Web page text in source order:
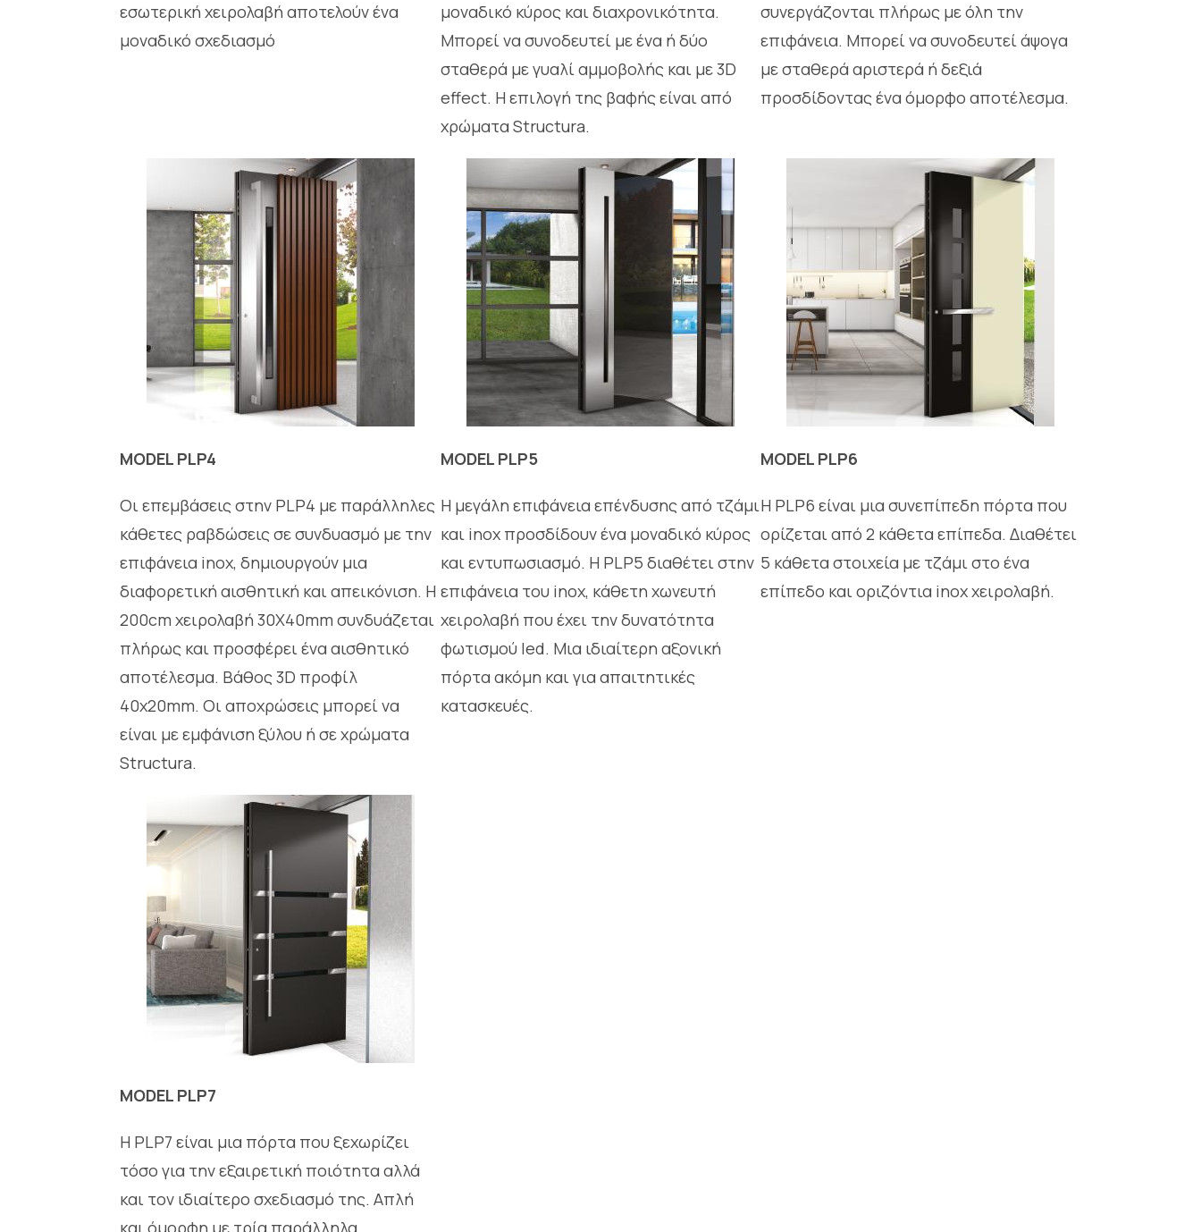
εσωτερική χειρολαβή αποτελούν ένα
μοναδικό σχεδιασμό
μοναδικό κύρος και διαχρονικότητα.
Μπορεί να συνοδευτεί με ένα ή δύο
σταθερά με γυαλί αμμοβολής και με 3D
effect. Η επιλογή της βαφής είναι από
χρώματα Structura.
συνεργάζονται πλήρως με όλη την
επιφάνεια. Μπορεί να συνοδευτεί άψογα
με σταθερά αριστερά ή δεξιά
προσδίδοντας ένα όμορφο αποτέλεσμα.
MODEL PLP4
Οι επεμβάσεις στην PLΡ4 με παράλληλες
κάθετες ραβδώσεις σε συνδυασμό με την
επιφάνεια inox, δημιουργούν μια
διαφορετική αισθητική και απεικόνιση. Η
200cm χειρολαβή 30X40mm συνδυάζεται
πλήρως και προσφέρει ένα αισθητικό
αποτέλεσμα. Βάθος 3D προφίλ
40χ20mm. Οι αποχρώσεις μπορεί να
είναι με εμφάνιση ξύλου ή σε χρώματα
Structura.
MODEL PLP5
Η μεγάλη επιφάνεια επένδυσης από τζάμι
και inox προσδίδουν ένα μοναδικό κύρος
και εντυπωσιασμό. Η PLΡ5 διαθέτει στην
επιφάνεια του inox, κάθετη χωνευτή
χειρολαβή που έχει την δυνατότητα
φωτισμού led. Μια ιδιαίτερη αξονική
πόρτα ακόμη και για απαιτητικές
κατασκευές.
MODEL PLP6
Η PLP6 είναι μια συνεπίπεδη πόρτα που
ορίζεται από 2 κάθετα επίπεδα. Διαθέτει
5 κάθετα στοιχεία με τζάμι στο ένα
επίπεδο και οριζόντια inox χειρολαβή.
MODEL PLP7
Η PLP7 είναι μια πόρτα που ξεχωρίζει
τόσο για την εξαιρετική ποιότητα αλλά
και τον ιδιαίτερο σχεδιασμό της. Απλή
και όμορφη με τρία παράλληλα